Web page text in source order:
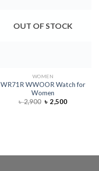
OUT OF STOCK
WOMEN
WR71R WWOOR Watch for
Women
৳2,900 ৳ 2,500